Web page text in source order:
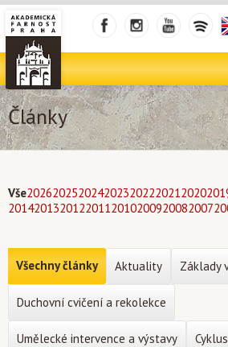
Články
Vše2026202520242023202220212020
20142013201220112010200920082007
Všechny články Aktuality Základy
Duchovní cvičení a rekolekce
Umělecké intervence a výstavy